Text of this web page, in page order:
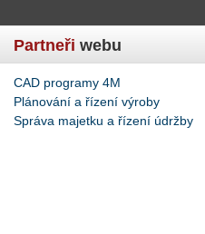
Partneři webu
CAD programy 4M
Plánování a řízení výroby
Správa majetku a řízení údržby